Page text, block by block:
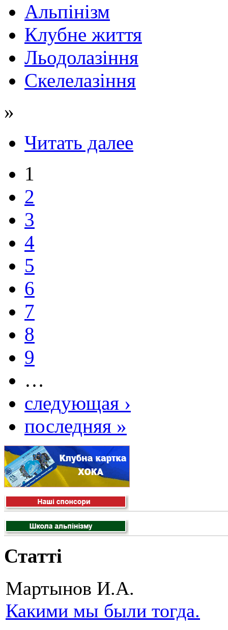
Альпінізм
Клубне життя
Льодолазіння
Скелелазіння
»
Читать далее
1
2
3
4
5
6
7
8
9
…
следующая ›
последняя »
Статті
Мартынов И.А.
Какими мы были тогда.